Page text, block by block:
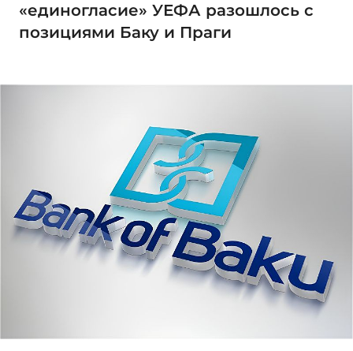
«единогласие» УЕФА разошлось с
позициями Баку и Праги